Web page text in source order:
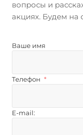
вопросы и
акциях. Будем на
Ваше имя
Телефон *
E-mail: